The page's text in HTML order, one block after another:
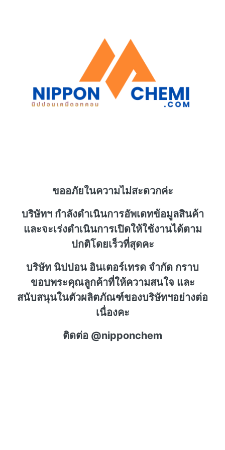
ขออภัยในความไม่สะดวกค่ะ
บริษัทฯ กำลังดำเนินการอัพเดทข้อมูลสินค้า
และจะเร่งดำเนินการเปิดให้ใช้งานได้ตาม
ปกติโดยเร็วที่สุดคะ
บริษัท นิปปอน อินเตอร์เทรด จำกัด กราบ
ขอบพระคุณลูกค้าที่ให้ความสนใจ และ
สนับสนุนในตัวผลิตภัณฑ์ของบริษัทฯอย่างต่อ
เนื่องคะ
ติดต่อ @nipponchem